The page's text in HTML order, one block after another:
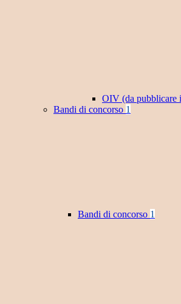
OIV (da pubblicare
Bandi di concorso 1
Bandi di concorso 1